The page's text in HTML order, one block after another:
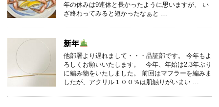
年の休みは9連休と長かったように思いますが、 い
ざ終わってみると短かったなぁと …
新年
他部署より遅れまして・・・品証部です。 今年もよ
ろしくお願いいたします。 今年、年始は2.3年ぶり
に編み物をいたしました。 前回はマフラーを編みま
したが、アクリル１００％は肌触りがいまい …